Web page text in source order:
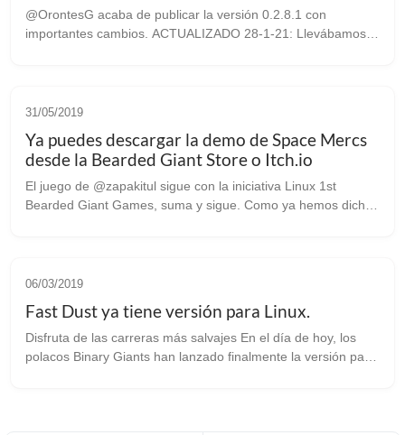
@OrontesG acaba de publicar la versión 0.2.8.1 con
importantes cambios. ACTUALIZADO 28-1-21: Llevábamos
31/05/2019
Ya puedes descargar la demo de Space Mercs
desde la Bearded Giant Store o Itch.io
El juego de @zapakitul sigue con la iniciativa Linux 1st
Bearded Giant Games, suma y sigue. Como ya hemos dicho
06/03/2019
Fast Dust ya tiene versión para Linux.
Disfruta de las carreras más salvajes En el día de hoy, los
polacos Binary Giants han lanzado finalmente la versión para